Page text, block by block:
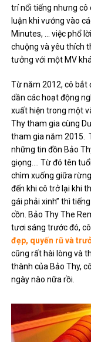
trí nổi tiếng nhưng
luận khi vướng vào
Minutes, … việc phổ
chuộng và yêu thích
tưởng với một MV
Từ năm 2012, cô bắt
dần các hoạt động
xuất hiện trong một
Thy tham gia cùng
tham gia năm 2015.
những tin đồn Bảo
giọng…. Từ đó tên
chìm xuống giữa
đến khi cô trở lại khi
gái phải xinh” thì
cồn. Bảo Thy The
tươi sáng trước đó,
đẹp, quyến rũ và
cũng rất hài lòng và
thành của Bảo Thy,
ngày nào nữa rồi.